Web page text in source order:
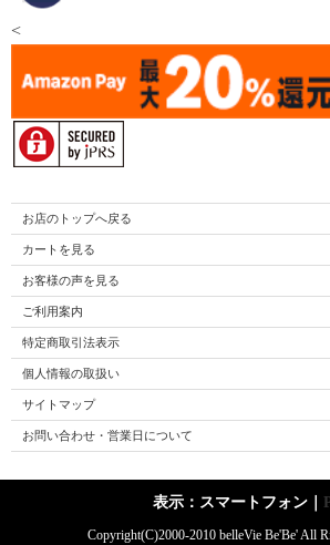
<
お店のトップへ戻る
カートを見る
お客様の声を見る
ご利用案内
特定商取引法表示
個人情報の取扱い
サイトマップ
お問い合わせ・営業日について
表示：スマートフォン｜
Copyright(C)2000-2010 belleVie Be'Be' All